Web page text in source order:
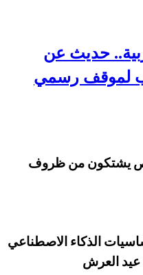
حديث عن
لموقف رسمي
يشتكون من ظروف
الذكاء الاصطناعي
عيد العرش